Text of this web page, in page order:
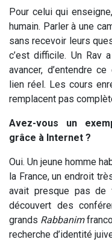
Pour celui qui
humain. Parler à une
sans recevoir leurs
c’est difficile. Un Rav
avancer, d’entendre
lien réel. Les cours
remplacent pas
Avez-vous un
grâce à Internet ?
Oui. Un jeune homme
la France, un endroit
avait presque pas
découvert des
grands Rabbanim
recherche d’identité